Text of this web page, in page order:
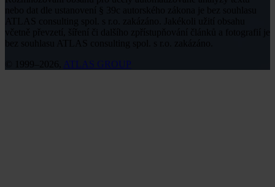
včetně převzetí, šíření či dalšího zpřístupňování článků a fotografií je
ATLAS GROUP